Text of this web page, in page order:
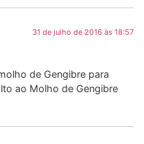
31 de julho de 2016 às 18:57
de Gengibre para
ao Molho de Gengibre